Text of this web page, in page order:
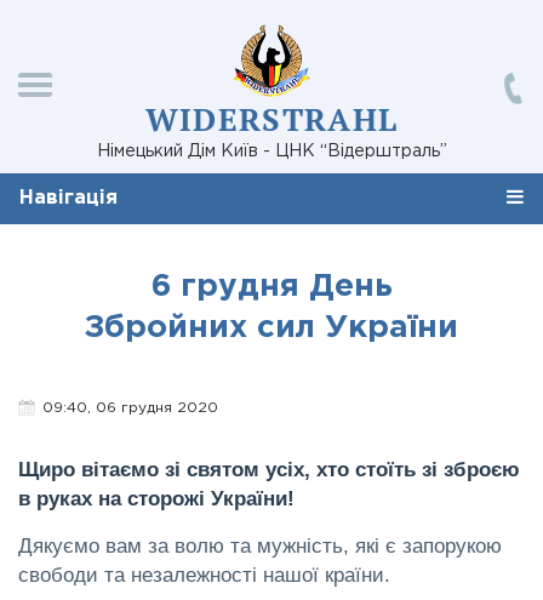
WIDERSTRAHL
Німецький Дім Київ - ЦНК “Відерштраль”
Навігація
6 грудня День
Збройних сил України
09:40, 06 грудня 2020
Щиро вітаємо зі святом усіх, хто стоїть зі зброєю
в руках на сторожі України!
Дякуємо вам за волю та мужність, які є запорукою
свободи та незалежності нашої країни.